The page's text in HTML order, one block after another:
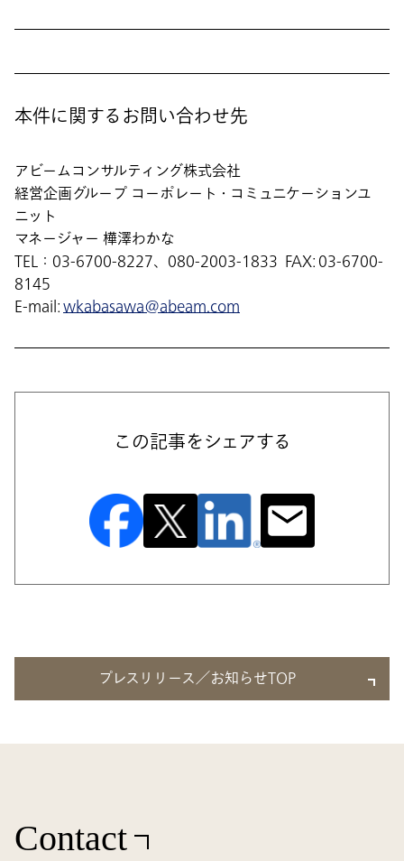
本件に関するお問い合わせ先
アビームコンサルティング株式会社
経営企画グループ コーポレート・コミュニケーションユ
ニット
マネージャー 樺澤わかな
TEL：03-6700-8227、080-2003-1833 FAX: 03-6700-
8145
E-mail:wkabasawa@abeam.com
この記事をシェアする
プレスリリース／お知らせTOP
Contact